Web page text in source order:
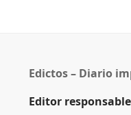
Edictos – Diario
Editor